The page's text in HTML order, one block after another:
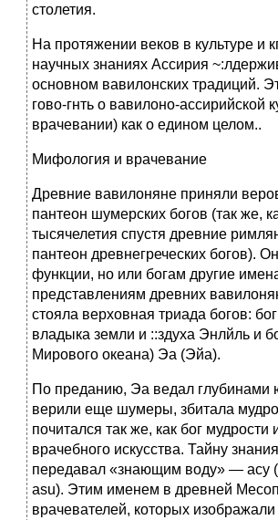
столетия.
На протяжении веков в культуре и
научных знаниях Ассирия
основном вавилонских традиций.
гово-гнть о вавилоно-ассирийской
врачевании) как о едином целом..
Мифология и врачевание
Древние вавилоняне приняли
пантеон шумерских богов (так же,
тысячелетия спустя древние
пантеон древнегреческих богов).
функции, но или богам другие
представлениям древних
стояла верховная триада богов:
владыка земли и ::здуха Энлйль и
Мирового океана) Эа (Эйа).
По преданию, Эа ведал глубинами
верили еще шумеры, збитала
почитался так же, как бог мудрости
врачебного искусства. Тайну
передавал «знающим воду» — асу
asu). Этим именем в древней
врачевателей, которых